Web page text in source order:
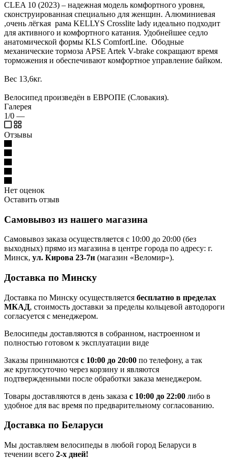
CLEA 10 (2023) – надежная модель комфортного уровня,
сконструированная специально для женщин. Алюминиевая
,очень лёгкая рама KELLYS Crosslite lady идеально подходит
для активного и комфортного катания. Удобнейшее седло
анатомической формы KLS ComfortLine. Ободные
механические тормоза APSE Artek V-brake сокращают время
торможения и обеспечивают комфортное управление байком.
Вес 13,6кг.
Велосипед произведён в ЕВРОПЕ (Словакия).
Галерея
1/0 —
Отзывы
Нет оценок
Оставить отзыв
Самовывоз из нашего магазина
Самовывоз заказа осуществляется с 10:00 до 20:00 (без
выходных) прямо из магазина в центре города по адресу: г.
Минск, ул. Кирова 23-7н (магазин «Веломир»).
Доставка по Минску
Доставка по Минску осуществляется бесплатно в пределах
МКАД, стоимость доставки за пределы кольцевой автодороги
согласуется с менеджером.
Велосипеды доставляются в собранном, настроенном и
полностью готовом к эксплуатации виде
Заказы принимаются с 10:00 до 20:00 по телефону, а так
же круглосуточно через корзину и являются
подтвержденными после обработки заказа менеджером.
Товары доставляются в день заказа с 10:00 до 22:00 либо в
удобное для вас время по предварительному согласованию.
Доставка по Беларуси
Мы доставляем велосипеды в любой город Беларуси в
течении всего 2-х дней!